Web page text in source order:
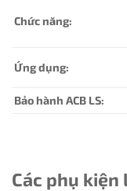
Chức năng:
Ứng dụng:
Bảo hành ACB LS:
Các phụ kiện